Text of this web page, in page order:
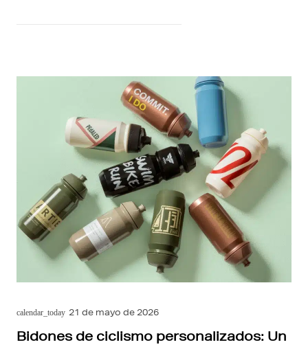
calendar_today 21 de mayo de 2026
Bidones de ciclismo personalizados: Un